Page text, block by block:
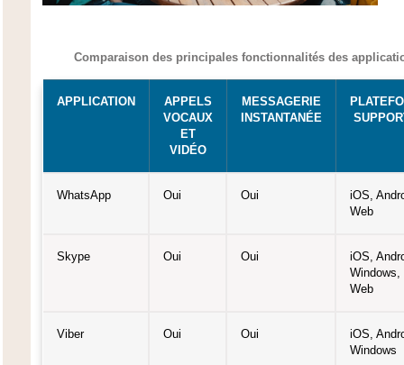
Comparaison des principales fonctionnalités des
APPLICATION
APPELS
VOCAUX
ET
VIDÉO
MESSAGERIE
INSTANTANÉE
WhatsApp Oui Oui
iOS,
Web
Skype Oui Oui
iOS,
Windows,
Web
Viber Oui Oui
iOS,
Windows